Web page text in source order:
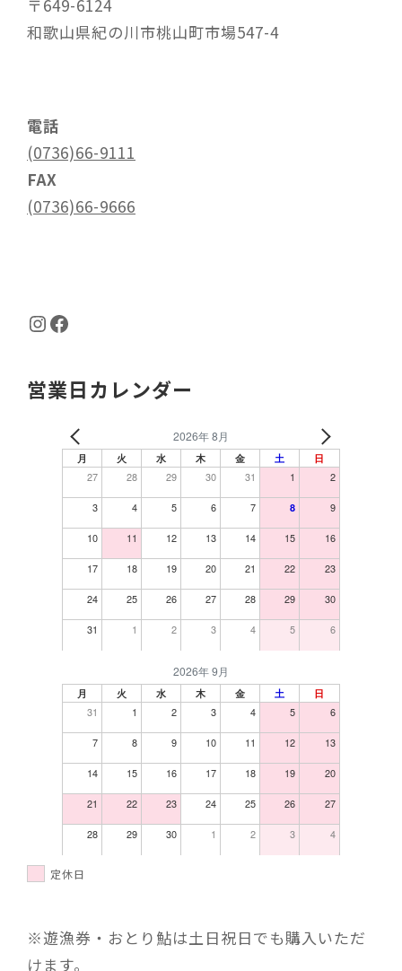
〒649-6124
和歌山県紀の川市桃山町市場547-4
電話
(0736)66-9111
FAX
(0736)66-9666
Instagram
Facebook
営業日カレンダー
2026年 8月
月 火 水 木 金 土 日
27 28 29 30 31 1 2
3 4 5 6 7 8 9
10 11 12 13 14 15 16
17 18 19 20 21 22 23
24 25 26 27 28 29 30
31 1 2 3 4 5 6
2026年 9月
月 火 水 木 金 土 日
31 1 2 3 4 5 6
7 8 9 10 11 12 13
14 15 16 17 18 19 20
21 22 23 24 25 26 27
28 29 30 1 2 3 4
定休日
※遊漁券・おとり鮎は土日祝日でも購入いただ
けます。